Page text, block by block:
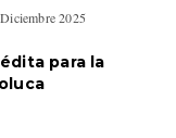
2025
para la